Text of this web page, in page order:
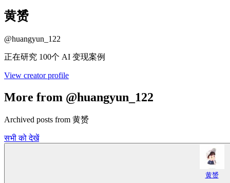
黄赟
@huangyun_122
正在研究 100个 AI 变现案例
View creator profile
More from @huangyun_122
Archived posts from 黄赟
सभी को देखें
黄赟